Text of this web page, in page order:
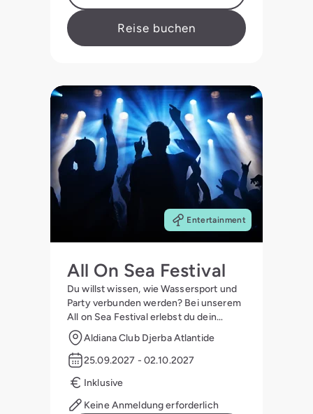
Reise buchen
Entertainment
All On Sea Festival
Du willst wissen, wie Wassersport und
Party verbunden werden? Bei unserem
All on Sea Festival erlebst du dein
Abenteuer zwischen Wasser, Strand,
Entertainment und Party.
Aldiana Club Djerba Atlantide
25.09.2027 - 02.10.2027
Inklusive
Keine Anmeldung erforderlich